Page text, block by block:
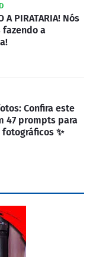
A PIRATARIA! Nós
a
Confira este
47 prompts para
fotográficos ✨